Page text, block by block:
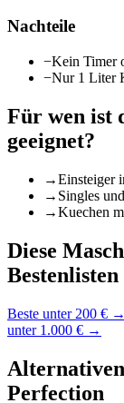
Nachteile
−Kein Timer
−Nur 1 Liter
Für wen ist
geeignet?
→Einsteiger
→ Singles
→Kuechen
Diese
Bestenlisten
Beste unter 200 € →
unter 1.000 € →
Perfection